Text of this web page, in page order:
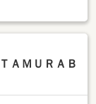
ＡＭＵＲＡＢ